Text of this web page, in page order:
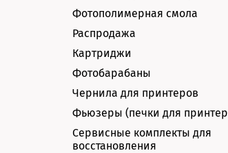
Фотополимерная смола
Распродажа
Картриджи
Фотобарабаны
Чернила для принтеров
Фьюзеры (печки для
Сервисные комплекты для
восстановления